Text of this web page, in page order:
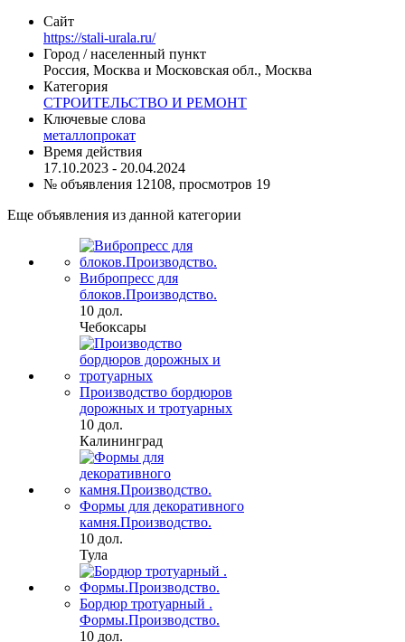
Сайт
https://stali-urala.ru/
Город / населенный пункт
Россия, Москва и Московская обл., Москва
Категория
СТРОИТЕЛЬСТВО И РЕМОНТ
Ключевые слова
металлопрокат
Время действия
17.10.2023 - 20.04.2024
№ объявления 12108, просмотров 19
Еще объявления из данной категории
Вибропресс для
блоков.Производство.
10 дол.
Чебоксары
Производство бордюров
дорожных и тротуарных
10 дол.
Калининград
Формы для декоративного
камня.Производство.
10 дол.
Тула
Бордюр тротуарный .
Формы.Производство.
10 дол.